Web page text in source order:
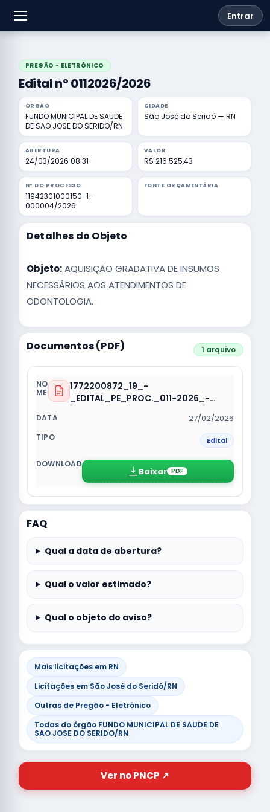
Entrar
PREGÃO - ELETRÔNICO
Edital nº 0112026/2026
ÓRGÃO
FUNDO MUNICIPAL DE SAUDE
DE SAO JOSE DO SERIDO/RN
CIDADE
São José do Seridó — RN
ABERTURA
24/03/2026 08:31
VALOR
R$ 216.525,43
Nº DO PROCESSO
11942301000150-1-
000004/2026
FONTE ORÇAMENTÁRIA
Detalhes do Objeto
Objeto:AQUISIÇÃO GRADATIVA DE INSUMOS
NECESSÁRIOS AOS ATENDIMENTOS DE
ODONTOLOGIA.
Documentos (PDF) 1 arquivo
1772200872_19_-
_EDITAL_PE_PROC._011-2026_-
27/02/2026
Edital
Baixar PDF
FAQ
Qual a data de abertura?
Qual o valor estimado?
Qual o objeto do aviso?
Mais licitações em RN
Licitações em São José do Seridó/RN
Outras de Pregão - Eletrônico
Todas do órgão FUNDO MUNICIPAL DE SAUDE DE
SAO JOSE DO SERIDO/RN
Ver no PNCP ↗